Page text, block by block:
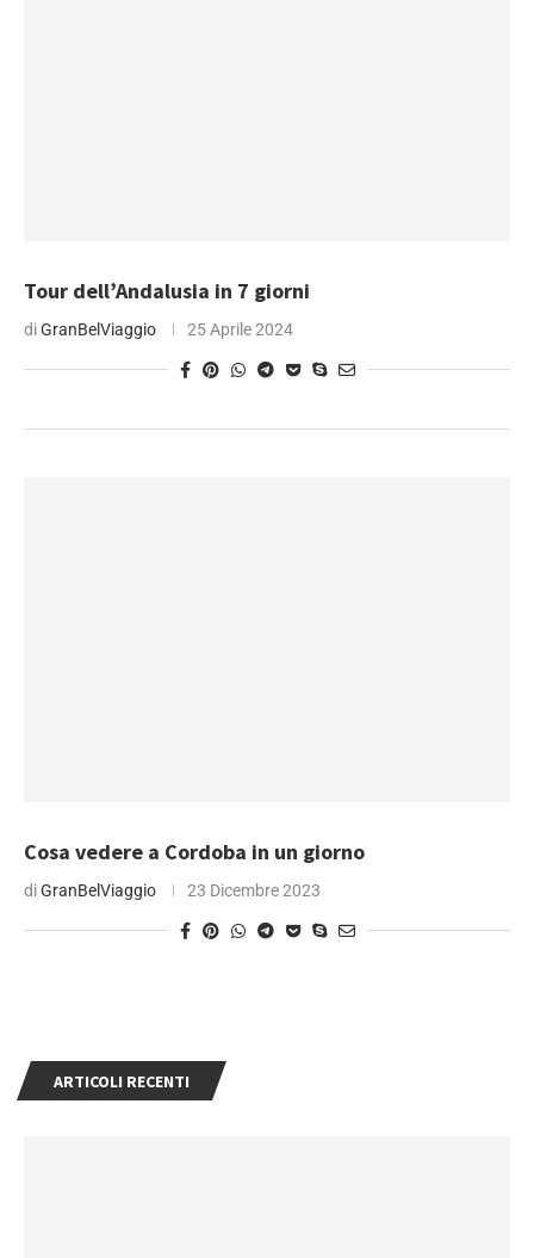
Tour dell’Andalusia in 7 giorni
diGranBelViaggio 25 Aprile 2024
Cosa vedere a Cordoba in un giorno
diGranBelViaggio 23 Dicembre 2023
ARTICOLI RECENTI